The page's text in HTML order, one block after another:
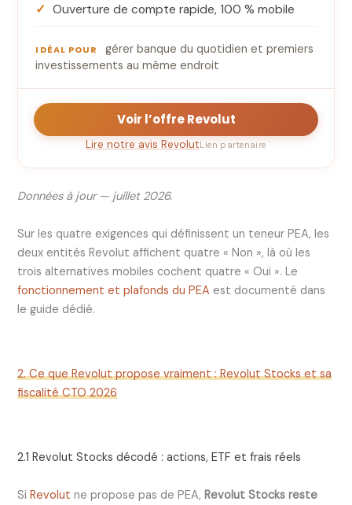
Ouverture de compte rapide, 100 % mobile
IDÉAL POUR
gérer banque du quotidien et premiers
investissements au même endroit
Voir l’offre Revolut
Lire notre avis RevolutLien partenaire
Données à jour — juillet 2026.
Sur les quatre exigences qui définissent un teneur PEA, les
deux entités Revolut affichent quatre « Non », là où les
trois alternatives mobiles cochent quatre « Oui ». Le
fonctionnement et plafonds du PEA est documenté dans
le guide dédié.
2. Ce que Revolut propose vraiment : Revolut Stocks et sa
fiscalité CTO 2026
2.1 Revolut Stocks décodé : actions, ETF et frais réels
SiRevolut ne propose pas de PEA, Revolut Stocks reste